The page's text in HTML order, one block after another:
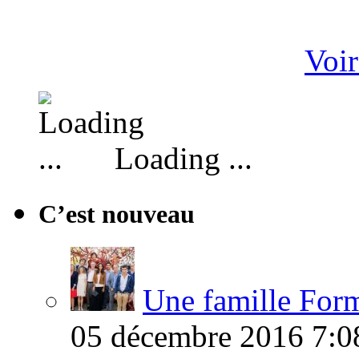
Loading ...
C’est nouveau
Une famille
05 décembre 2016